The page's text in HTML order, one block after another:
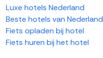
Luxe hotels Nederland
Beste hotels van Nederland
Fiets opladen bij hotel
Fiets huren bij het hotel